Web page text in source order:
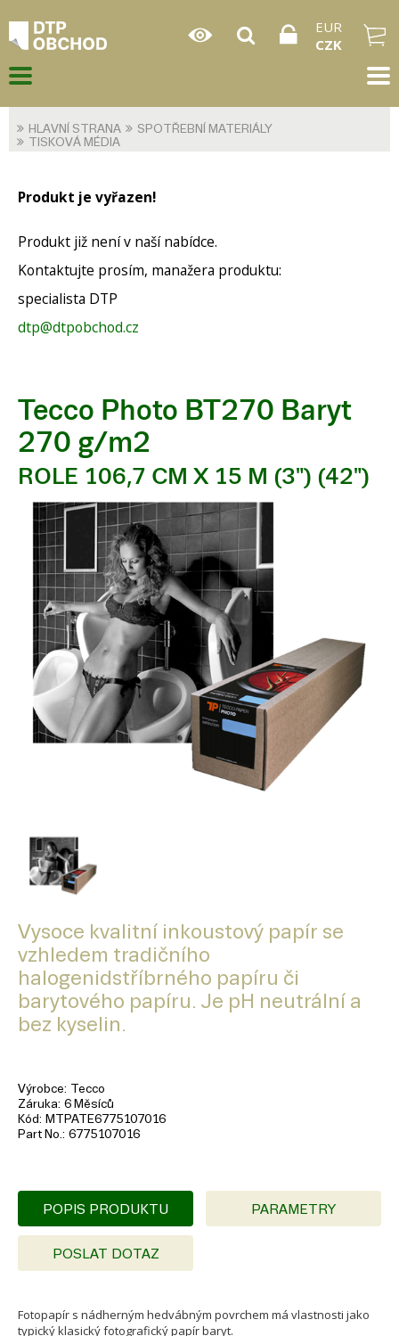
EUR
CZK
HLAVNÍ STRANA
SPOTŘEBNÍ MATERIÁLY
TISKOVÁ MÉDIA
Produkt je vyřazen!
Produkt již není v naší nabídce.
Kontaktujte prosím, manažera produktu:
specialista DTP
dtp@dtpobchod.cz
Tecco Photo BT270 Baryt
270 g/m2
ROLE 106,7 CM X 15 M (3") (42")
Vysoce kvalitní inkoustový papír se
vzhledem tradičního
halogenidstříbrného papíru či
barytového papíru. Je pH neutrální a
bez kyselin.
Výrobce Tecco
Záruka 6 Měsíců
Kód
MTPATE6775107016
Part No. 6775107016
POPIS PRODUKTU PARAMETRY
POSLAT DOTAZ
Fotopapír s nádherným hedvábným povrchem má vlastnosti jako
typický klasický fotografický papír baryt.